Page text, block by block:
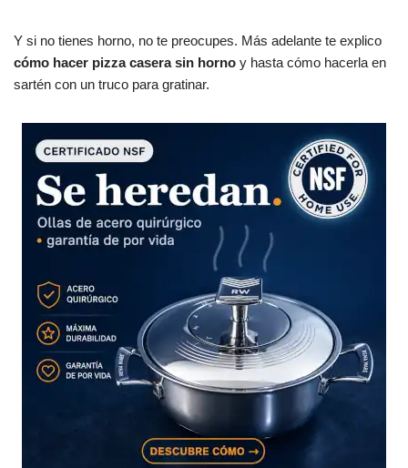
Y si no tienes horno, no te preocupes. Más adelante te explico
cómo hacer pizza casera sin horno y hasta cómo hacerla en
sartén con un truco para gratinar.